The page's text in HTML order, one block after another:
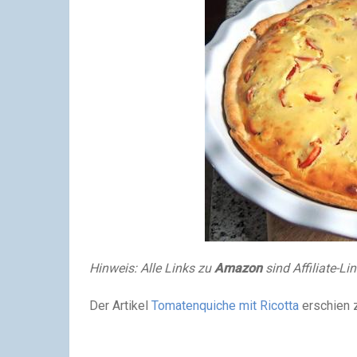
Hinweis: Alle Links zuAmazonsind Affiliate-
Der Artikel Tomatenquiche mit Ricotta erschien